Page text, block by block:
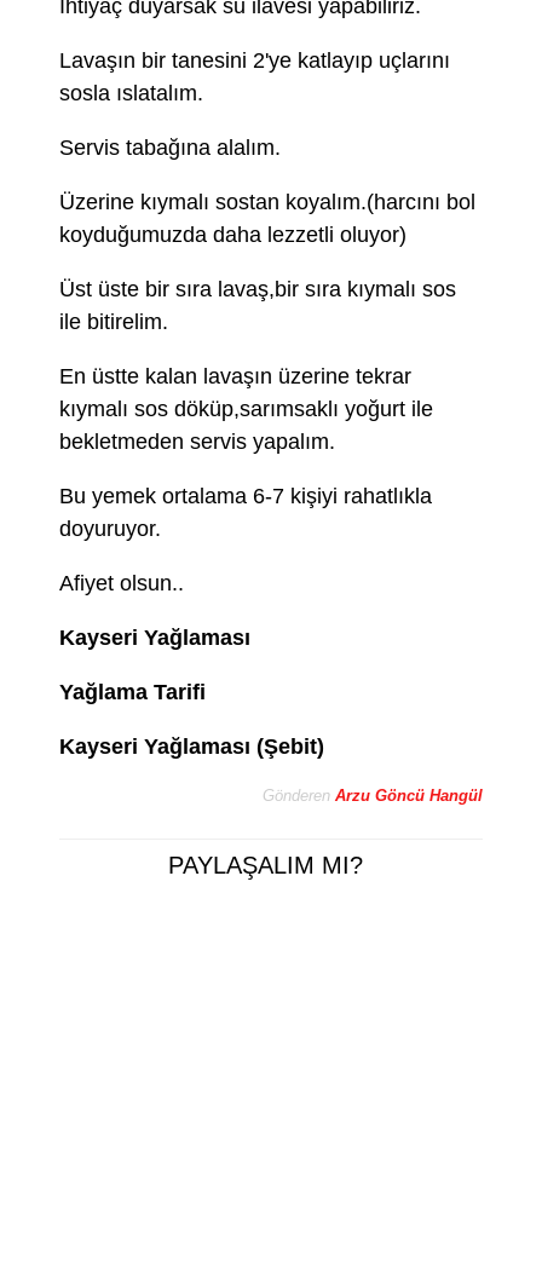
İhtiyaç duyarsak su ilavesi yapabiliriz.
Lavaşın bir tanesini 2'ye katlayıp uçlarını
sosla ıslatalım.
Servis tabağına alalım.
Üzerine kıymalı sostan koyalım.(harcını bol
koyduğumuzda daha lezzetli oluyor)
Üst üste bir sıra lavaş,bir sıra kıymalı sos
ile bitirelim.
En üstte kalan lavaşın üzerine tekrar
kıymalı sos döküp,sarımsaklı yoğurt ile
bekletmeden servis yapalım.
Bu yemek ortalama 6-7 kişiyi rahatlıkla
doyuruyor.
Afiyet olsun..
Kayseri Yağlaması
Yağlama Tarifi
Kayseri Yağlaması (Şebit)
Gönderen Arzu Göncü Hangül
PAYLAŞALIM MI?